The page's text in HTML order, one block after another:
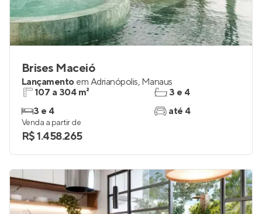
Brises Maceió
Lançamento em Adrianópolis, Manaus
107 a 304 m²
3 e 4
3 e 4
até 4
Venda a partir de
R$ 1.458.265